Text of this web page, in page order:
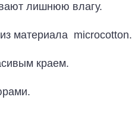
лишнюю влагу.
материала microcotton.
краем.